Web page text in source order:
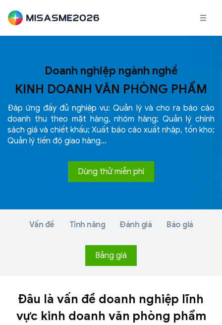
Doanh nghiệp ngành nghề
KINH DOANH VĂN PHÒNG PHẨM
Đáp ứng đầy đủ nghiệp vụ: Quản lý và cho ra báo cáo
doanh thu theo mặt hàng, nhóm hàng; Quản lý chính
sách giá và chiết khấu; Xuất báo cáo xuất nhập, tồn kho;
Quản lý tiến độ giao hàng…
Dùng thử miễn phí
Vấn đề Tính năng Đánh giá Báo giá
Bảng giá
Đâu là vấn đề doanh nghiệp lĩnh
vực kinh doanh văn phòng phẩm